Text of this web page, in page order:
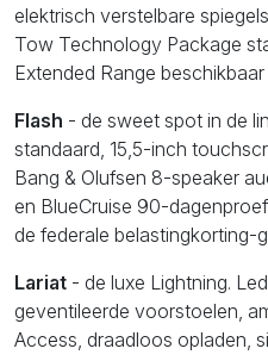
elektrisch verstelbare
Tow Technology Package
Extended Range
Flash - de sweet spot in de
standaard, 15,5-inch
Bang & Olufsen 8-speaker
en BlueCruise 90-
de federale belastingkorting-
Lariat - de luxe Lightning.
geventileerde voorstoelen,
Access, draadloos opladen,